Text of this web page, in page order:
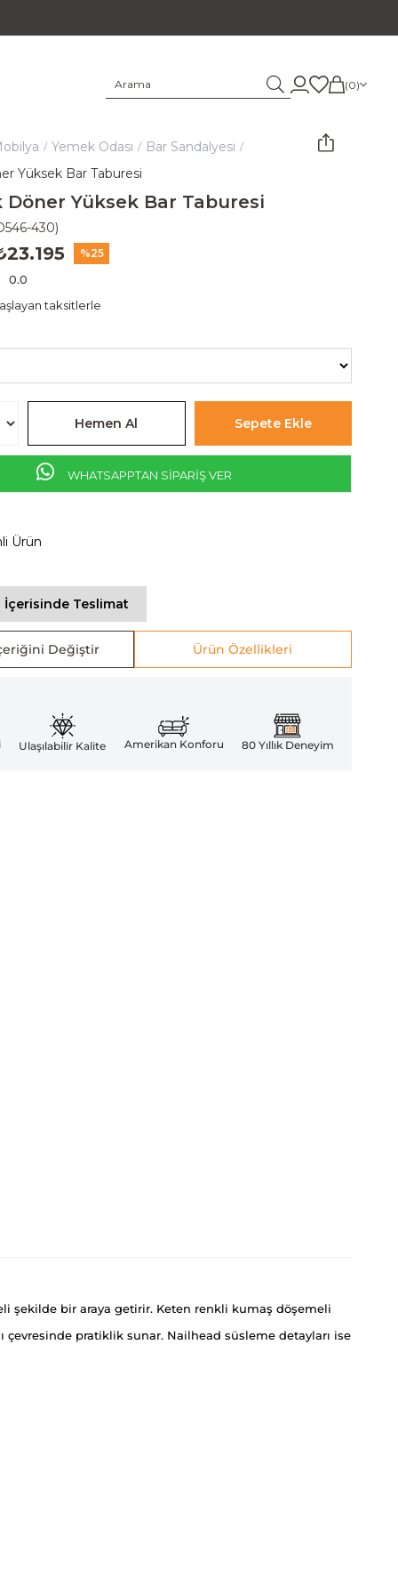
0
Yemek Odası
Bar Sandalyesi
Yüksek Bar Taburesi
Döner Yüksek Bar Taburesi
430)
25
0.0
taksitlerle
WHATSAPPTAN SİPARİŞ VER
Ürün
İçerisinde Teslimat
Değiştir Ürün Özellikleri
Ulaşılabilir Kalite Amerikan Konforu 80 Yıllık Deneyim
şekilde bir araya getirir. Keten renkli kumaş döşemeli
çevresinde pratiklik sunar. Nailhead süsleme detayları ise